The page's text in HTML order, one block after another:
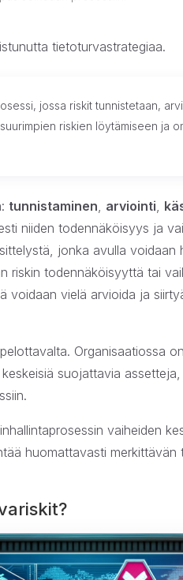
tietoturvastrategiaa.
jossa riskit tunnistetaan,
riskien löytämiseen ja
tunnistaminen, arviointi,
niiden todennäköisyys ja
jonka avulla voidaan
riskin todennäköisyyttä tai
voidaan vielä arvioida ja
Organisaatiossa
suojattavia
vaiheiden
huomattavasti